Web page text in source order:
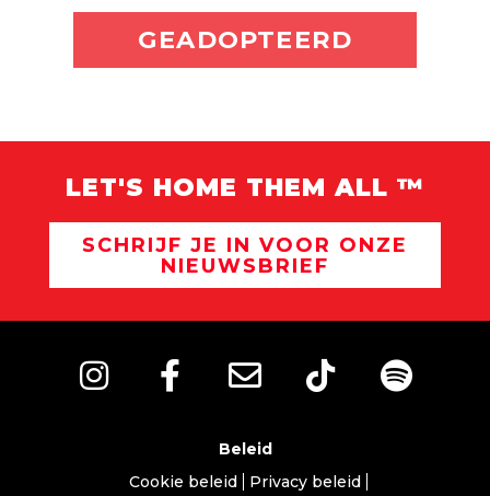
ADOPTEER MIJ
GEADOPTEERD
LET'S HOME THEM ALL ™
SCHRIJF JE IN VOOR ONZE
NIEUWSBRIEF
Beleid
Cookie beleid
Privacy beleid